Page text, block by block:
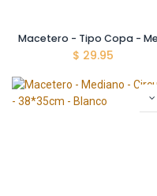
$ 29.95